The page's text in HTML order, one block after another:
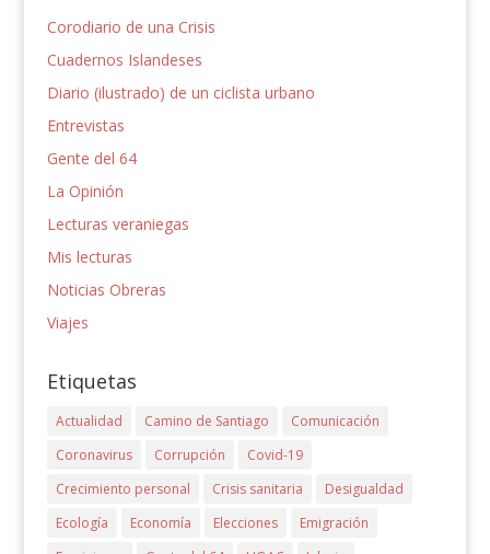
Corodiario de una Crisis
Cuadernos Islandeses
Diario (ilustrado) de un ciclista urbano
Entrevistas
Gente del 64
La Opinión
Lecturas veraniegas
Mis lecturas
Noticias Obreras
Viajes
Etiquetas
Actualidad Camino de Santiago
Comunicación
Coronavirus
Corrupción
Covid-19
Crecimiento personal
Crisis sanitaria
Desigualdad
Ecología
Economía Elecciones
Emigración